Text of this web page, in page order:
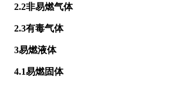
2.2非易燃气体
2.3有毒气体
3易燃液体
4.1易燃固体